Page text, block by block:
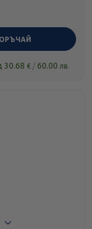
30.68 € / 60.00 лв.